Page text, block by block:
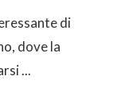
di
dove la
...